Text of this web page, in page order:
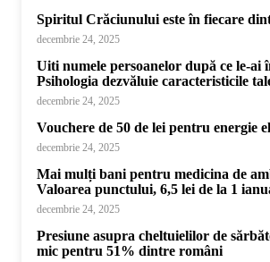
Spiritul Crăciunului este în fiecare
decembrie 24, 2025
Uiti numele persoanelor după ce le-ai
Psihologia dezvăluie caracteristicile
decembrie 24, 2025
Vouchere de 50 de lei pentru energie
decembrie 24, 2025
Mai mulți bani pentru medicina de
Valoarea punctului, 6,5 lei de la 1
decembrie 24, 2025
Presiune asupra cheltuielilor de
mic pentru 51% dintre români